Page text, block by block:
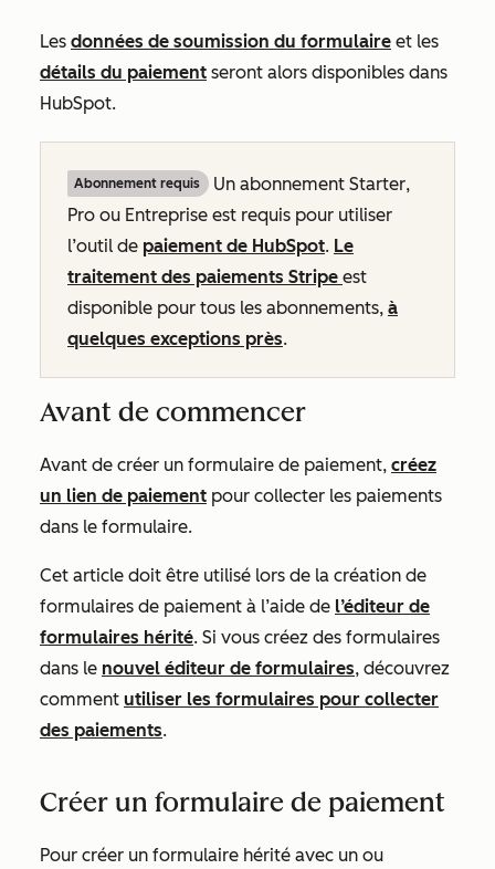
Les données de soumission du formulaire et les
détails du paiement seront alors disponibles dans
HubSpot.
Abonnement requis Un abonnement Starter,
Pro ou Entreprise est requis pour utiliser
l’outil de paiement de HubSpot. Le
traitement des paiements Stripe est
disponible pour tous les abonnements, à
quelques exceptions près.
Avant de commencer
Avant de créer un formulaire de paiement, créez
un lien de paiement pour collecter les paiements
dans le formulaire.
Cet article doit être utilisé lors de la création de
formulaires de paiement à l’aide de l’éditeur de
formulaires hérité. Si vous créez des formulaires
dans le nouvel éditeur de formulaires, découvrez
comment utiliser les formulaires pour collecter
des paiements.
Créer un formulaire de paiement
Pour créer un formulaire hérité avec un ou